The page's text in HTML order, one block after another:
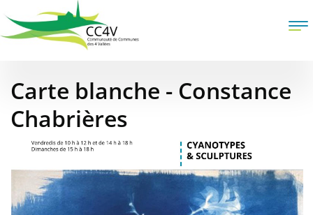
au
contenu
Carte blanche - Constance
Chabrières